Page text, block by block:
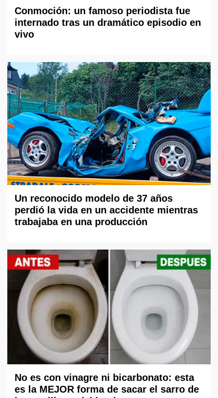
Conmoción: un famoso periodista fue
internado tras un dramático episodio en
vivo
Un reconocido modelo de 37 años
perdió la vida en un accidente mientras
trabajaba en una producción
No es con vinagre ni bicarbonato: esta
es la MEJOR forma de sacar el sarro de